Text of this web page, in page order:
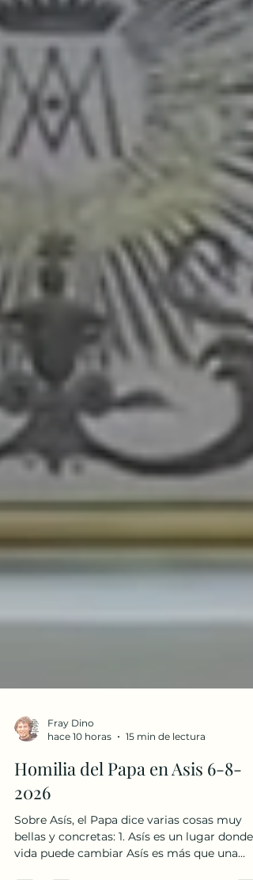
hace 10 horas
15 min de lectura
Homilia del Papa en Asis 6-8-
2026
Sobre Asís, el Papa dice varias cosas muy